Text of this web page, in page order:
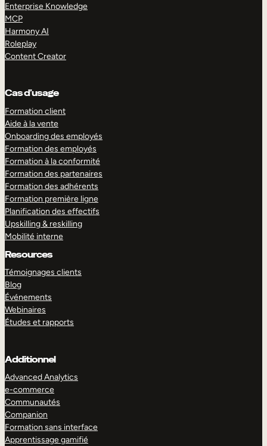
Enterprise Knowledge
MCP
Harmony AI
Roleplay
Content Creator
Cas d’usage
Formation client
Aide à la vente
Onboarding des employés
Formation des employés
Formation à la conformité
Formation des partenaires
Formation des adhérents
Formation première ligne
Planification des effectifs
Upskilling & reskilling
Mobilité interne
Resources
Témoignages clients
Blog
Événements
Webinaires
Études et rapports
Additionnel
Advanced Analytics
e-commerce
Communautés
Companion
Formation sans interface
Apprentissage gamifié